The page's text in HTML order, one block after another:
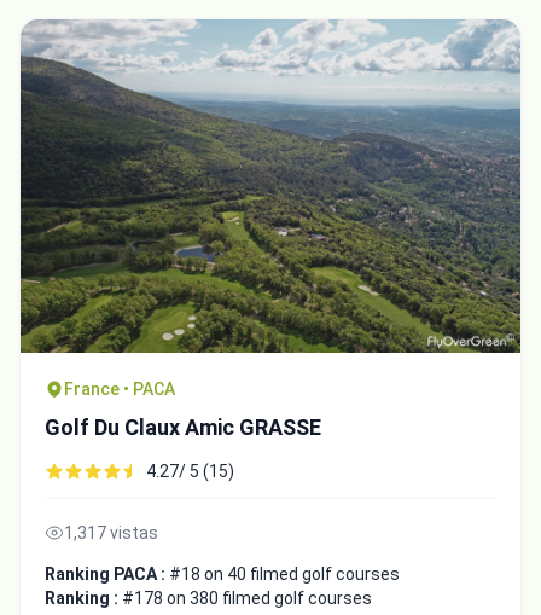
France • PACA
Golf Du Claux Amic GRASSE
4.27/ 5 (15)
1,317 vistas
Ranking PACA : #18 on 40 filmed golf courses
Ranking : #178 on 380 filmed golf courses
Integrate video
Video choice:
Copy to Clipboard